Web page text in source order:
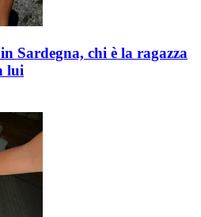
Sardegna, chi è la ragazza
lui